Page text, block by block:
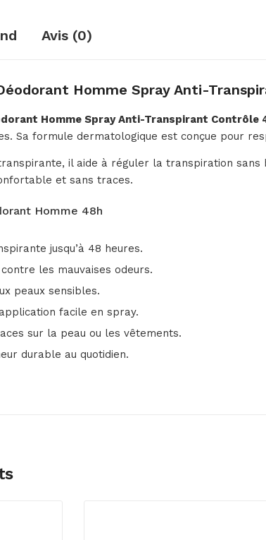
Avis (0)
Déodorant Homme Spray Anti-
Homme Spray Anti-Transpirant Contrôle
Sa formule dermatologique est conçue pour
il aide à réguler la transpiration
et sans traces.
Homme 48h
jusqu’à 48 heures.
les mauvaises odeurs.
peaux sensibles.
facile en spray.
sur la peau ou les vêtements.
durable au quotidien.